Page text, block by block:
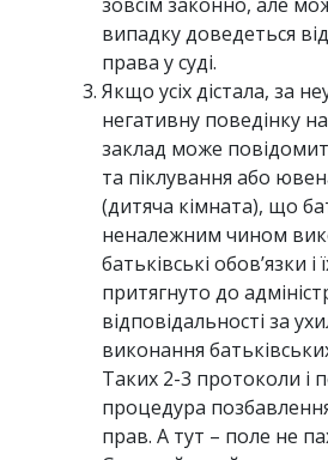
випадку доведеться
права у суді.
Якщо усіх дістала, за
негативну поведінку
заклад може
та піклування або
(дитяча кімната), що
неналежним чином
батьківські обов’язки
притягнуто до
відповідальності за
виконання
Таких 2-3 протоколи і
процедура
прав. А тут – поле не